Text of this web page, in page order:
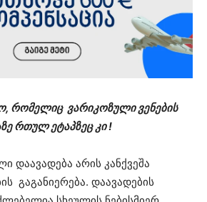
რომელიც ვარიკოზული ვენების
რთულ ეტაპზეც კი !
დაავადება არის კანქვეშა
გაგანიერება. დაავადების